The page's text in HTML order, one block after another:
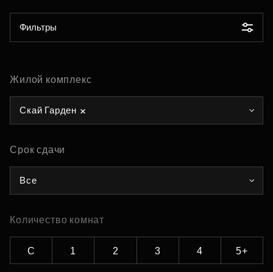
Фильтры
Жилой комплекс
Скай Гарден
Срок сдачи
Все
Количество комнат
С 1 2 3 4 5+